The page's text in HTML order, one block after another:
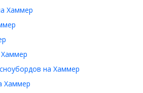
Хаммер
на Хаммер
Хаммер